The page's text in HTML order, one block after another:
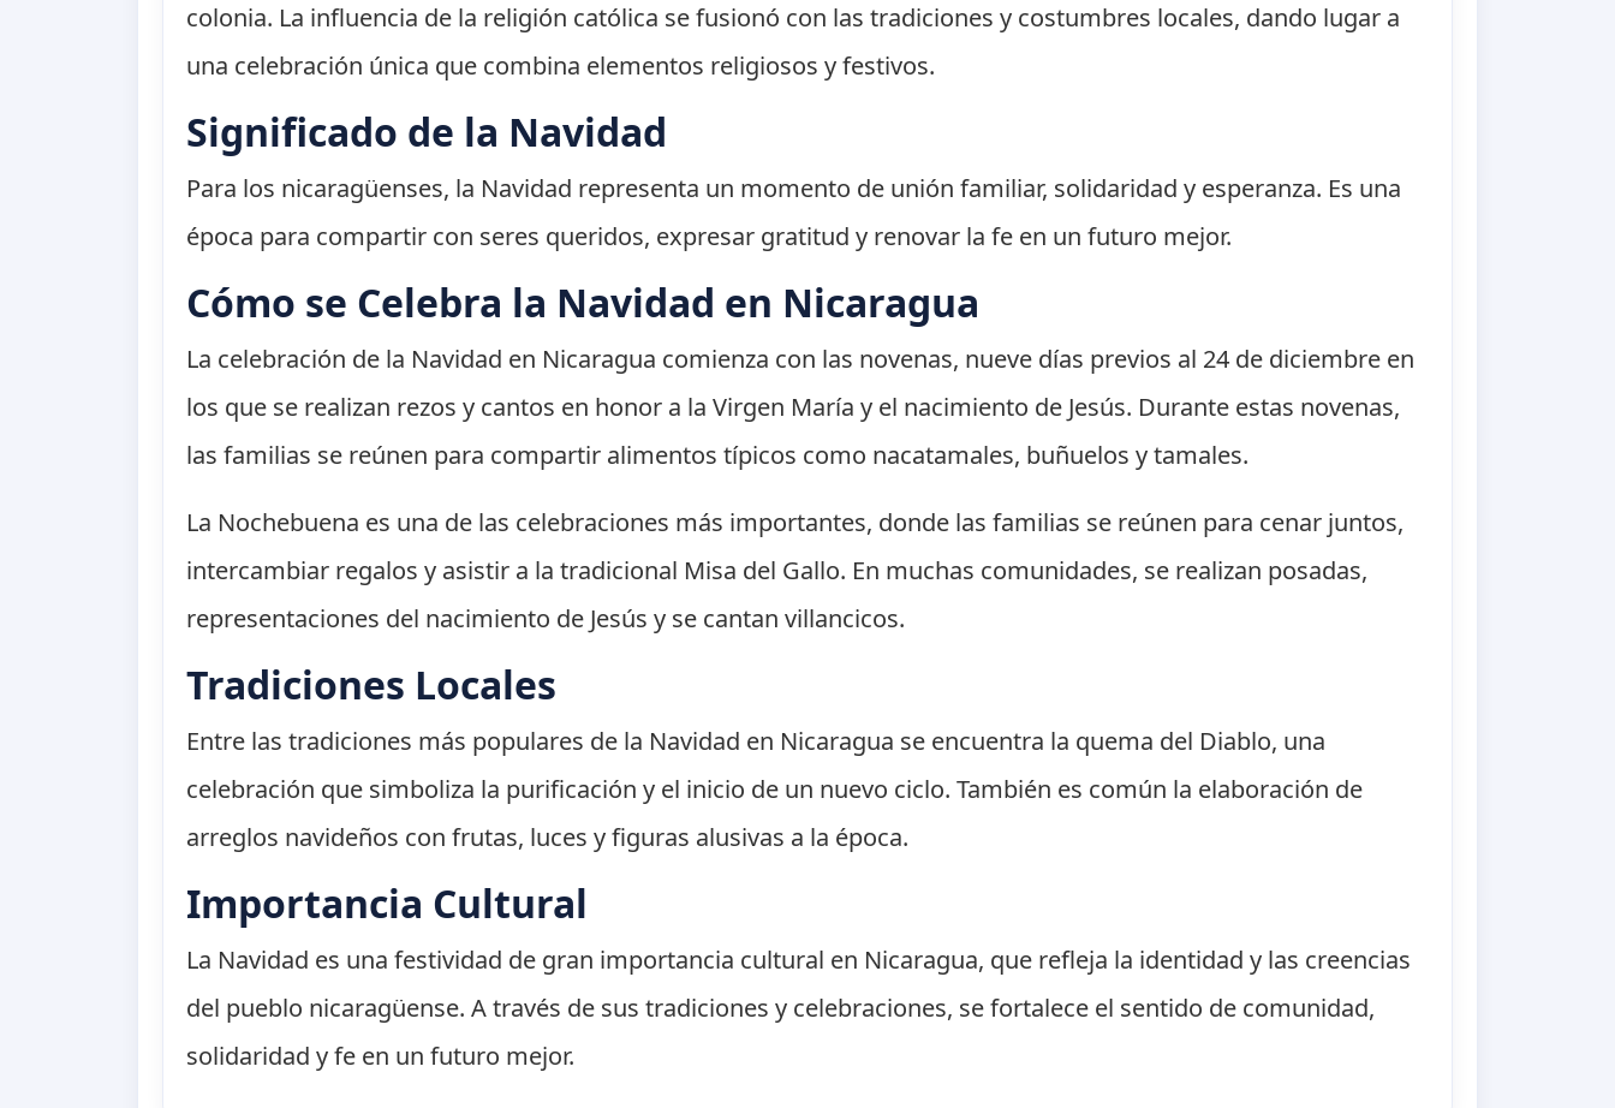
colonia. La influencia de la religión católica se fusionó con las tradiciones y costumbres locales, dando lugar a
una celebración única que combina elementos religiosos y festivos.
Significado de la Navidad
Para los nicaragüenses, la Navidad representa un momento de unión familiar, solidaridad y esperanza. Es una
época para compartir con seres queridos, expresar gratitud y renovar la fe en un futuro mejor.
Cómo se Celebra la Navidad en Nicaragua
La celebración de la Navidad en Nicaragua comienza con las novenas, nueve días previos al 24 de diciembre en
los que se realizan rezos y cantos en honor a la Virgen María y el nacimiento de Jesús. Durante estas novenas,
las familias se reúnen para compartir alimentos típicos como nacatamales, buñuelos y tamales.
La Nochebuena es una de las celebraciones más importantes, donde las familias se reúnen para cenar juntos,
intercambiar regalos y asistir a la tradicional Misa del Gallo. En muchas comunidades, se realizan posadas,
representaciones del nacimiento de Jesús y se cantan villancicos.
Tradiciones Locales
Entre las tradiciones más populares de la Navidad en Nicaragua se encuentra la quema del Diablo, una
celebración que simboliza la purificación y el inicio de un nuevo ciclo. También es común la elaboración de
arreglos navideños con frutas, luces y figuras alusivas a la época.
Importancia Cultural
La Navidad es una festividad de gran importancia cultural en Nicaragua, que refleja la identidad y las creencias
del pueblo nicaragüense. A través de sus tradiciones y celebraciones, se fortalece el sentido de comunidad,
solidaridad y fe en un futuro mejor.